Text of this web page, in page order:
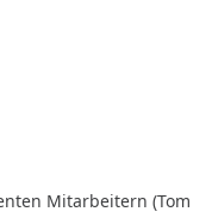
Mitarbeitern (Tom